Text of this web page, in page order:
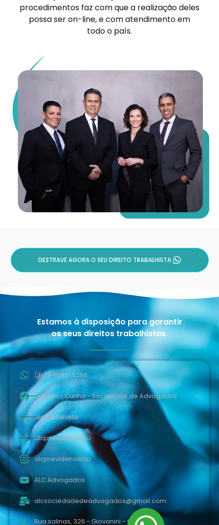
procedimentos faz com que a realização deles
possa ser on-line, e com atendimento em
todo o país.
DESTRAVE AGORA O SEU DIREITO TRABALHISTA
Estamos à disposição para garantir
os seus direitos trabalhistas.
(31) 9 9685-5298
Adalton L.Cunha - Sociedade de Advogados
alctrabalhista
alcprevidenciario
alcprevidenciario
ALC Advogados
alcsociedadedeadvogados@gmail.com
Rua salinas, 326 - Giovanini - Coronel